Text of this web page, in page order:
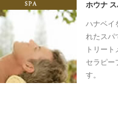
ホウナ
ハナベイ
れたスパ
トリー
セラピー
す。